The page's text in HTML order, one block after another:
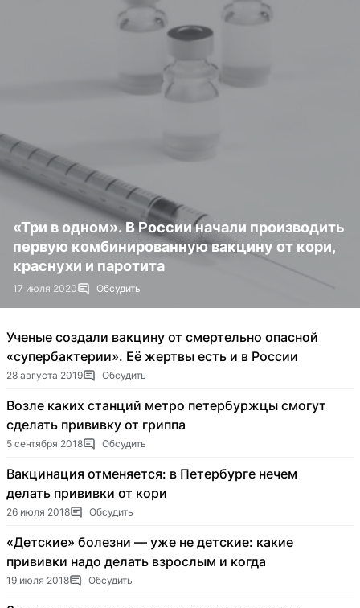
«Три в одном». В России начали производить
первую комбинированную вакцину от кори,
краснухи и паротита
17 июля 2020 Обсудить
Ученые создали вакцину от смертельно опасной
«супербактерии». Её жертвы есть и в России
28 августа 2019 Обсудить
Возле каких станций метро петербуржцы смогут
сделать прививку от гриппа
5 сентября 2018 Обсудить
Вакцинация отменяется: в Петербурге нечем
делать прививки от кори
26 июля 2018 Обсудить
«Детские» болезни — уже не детские: какие
прививки надо делать взрослым и когда
19 июля 2018 Обсудить